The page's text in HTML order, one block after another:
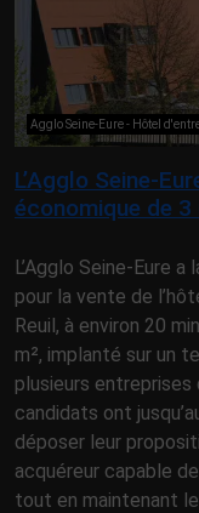
Agglo Seine-Eure - Hôtel
L’Agglo Seine-
économique de 3
L’Agglo Seine-Eure
pour la vente de
Reuil, à environ 20
m², implanté sur un
plusieurs
candidats ont
déposer leur
acquéreur capable
tout en maintenant